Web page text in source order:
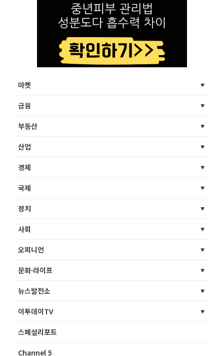
마켓
금융
부동산
산업
경제
국제
정치
사회
오피니언
문화·라이프
뉴스발전소
이투데이TV
스페셜리포트
Channel 5